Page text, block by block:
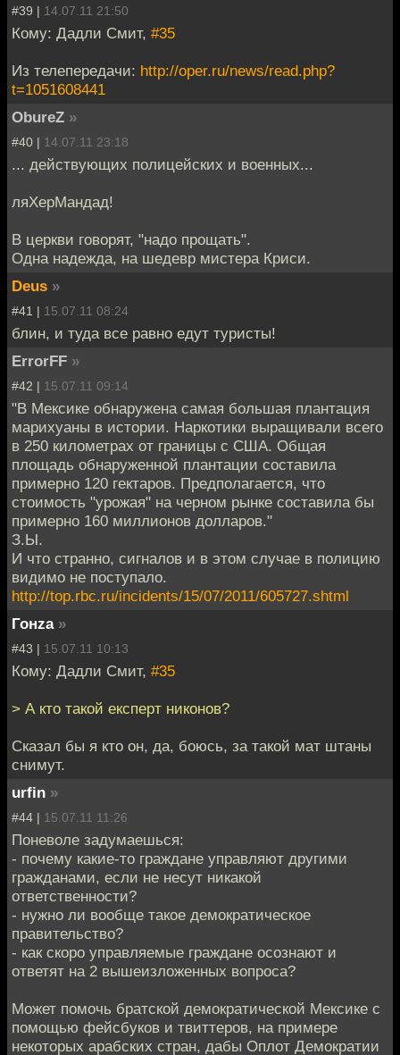
#39 | 14.07.11 21:50
Кому: Дадли Смит, #35
Из телепередачи: http://oper.ru/news/read.php?
t=1051608441
ObureZ »
#40 | 14.07.11 23:18
... действующих полицейских и военных...
ляХерМандад!
В церкви говорят, "надо прощать".
Одна надежда, на шедевр мистера Криси.
Deus »
#41 | 15.07.11 08:24
блин, и туда все равно едут туристы!
ErrorFF »
#42 | 15.07.11 09:14
"В Мексике обнаружена самая большая плантация
марихуаны в истории. Наркотики выращивали всего
в 250 километрах от границы с США. Общая
площадь обнаруженной плантации составила
примерно 120 гектаров. Предполагается, что
стоимость "урожая" на черном рынке составила бы
примерно 160 миллионов долларов."
З.Ы.
И что странно, сигналов и в этом случае в полицию
видимо не поступало.
http://top.rbc.ru/incidents/15/07/2011/605727.shtml
Гонzа »
#43 | 15.07.11 10:13
Кому: Дадли Смит, #35
> А кто такой експерт никонов?
Сказал бы я кто он, да, боюсь, за такой мат штаны
снимут.
urfin »
#44 | 15.07.11 11:26
Поневоле задумаешься:
- почему какие-то граждане управляют другими
гражданами, если не несут никакой
ответственности?
- нужно ли вообще такое демократическое
правительство?
- как скоро управляемые граждане осознают и
ответят на 2 вышеизложенных вопроса?
Может помочь братской демократической Мексике с
помощью фейсбуков и твиттеров, на примере
некоторых арабских стран, дабы Оплот Демократии